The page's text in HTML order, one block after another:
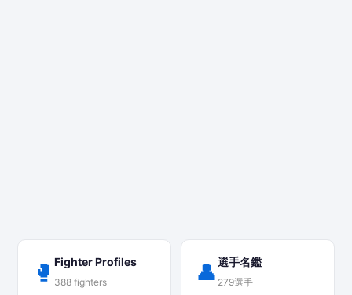
🥊 Fighter Profiles
388 fighters 👤選手名鑑
279選手